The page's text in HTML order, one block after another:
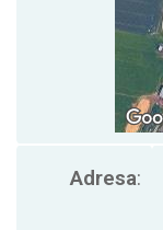
Adresa: